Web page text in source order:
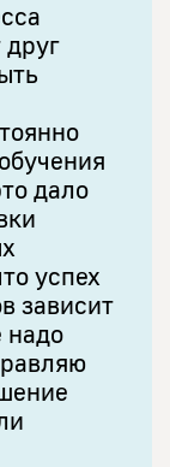
дало
успех
зависит
надо